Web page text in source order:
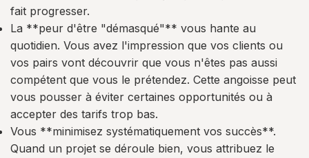
fait progresser.
La **peur d'être "démasqué"** vous hante au
quotidien. Vous avez l'impression que vos clients ou
vos pairs vont découvrir que vous n'êtes pas aussi
compétent que vous le prétendez. Cette angoisse peut
vous pousser à éviter certaines opportunités ou à
accepter des tarifs trop bas.
Vous **minimisez systématiquement vos succès**.
Quand un projet se déroule bien, vous attribuez le